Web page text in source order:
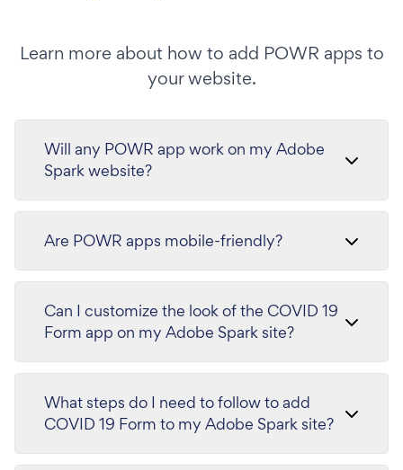
Learn more about how to add POWR apps to
your website.
Will any POWR app work on my Adobe
Spark website?
Are POWR apps mobile-friendly?
Can I customize the look of the COVID 19
Form app on my Adobe Spark site?
What steps do I need to follow to add
COVID 19 Form to my Adobe Spark site?